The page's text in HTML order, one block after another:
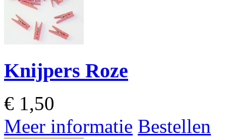
Knijpers Roze
€ 1,50
Meer informatie Bestellen